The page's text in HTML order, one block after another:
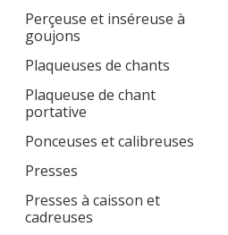
Perçeuse et inséreuse à
goujons
Plaqueuses de chants
Plaqueuse de chant
portative
Ponceuses et calibreuses
Presses
Presses à caisson et
cadreuses